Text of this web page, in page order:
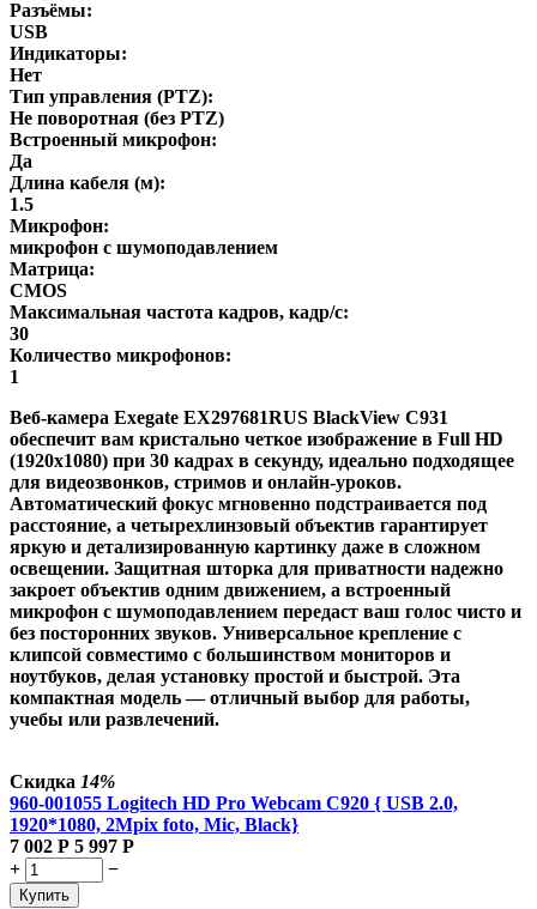
Разъёмы:
USB
Индикаторы:
Нет
Тип управления (PTZ):
Не поворотная (без PTZ)
Встроенный микрофон:
Да
Длина кабеля (м):
1.5
Микрофон:
микрофон с шумоподавлением
Матрица:
CMOS
Максимальная частота кадров, кадр/с:
30
Количество микрофонов:
1
Веб-камера Exegate EX297681RUS BlackView C931
обеспечит вам кристально четкое изображение в Full HD
(1920x1080) при 30 кадрах в секунду, идеально подходящее
для видеозвонков, стримов и онлайн-уроков.
Автоматический фокус мгновенно подстраивается под
расстояние, а четырехлинзовый объектив гарантирует
яркую и детализированную картинку даже в сложном
освещении. Защитная шторка для приватности надежно
закроет объектив одним движением, а встроенный
микрофон с шумоподавлением передаст ваш голос чисто и
без посторонних звуков. Универсальное крепление с
клипсой совместимо с большинством мониторов и
ноутбуков, делая установку простой и быстрой. Эта
компактная модель — отличный выбор для работы,
учебы или развлечений.
Скидка 14%
960-001055 Logitech HD Pro Webcam C920 { USB 2.0,
1920*1080, 2Mpix foto, Mic, Black}
7 002 Р 5 997 Р
+
−
Купить